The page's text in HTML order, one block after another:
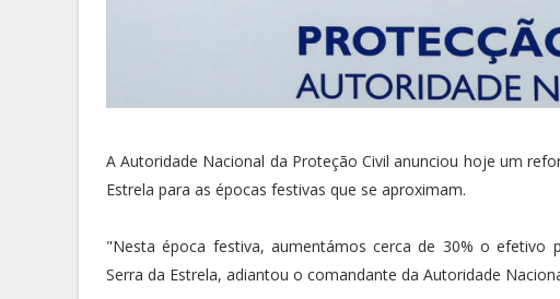
A Autoridade Nacional da Proteção Civil anunciou hoje um
Estrela para as épocas festivas que se aproximam.
"Nesta época festiva, aumentámos cerca de 30% o
Serra da Estrela, adiantou o comandante da Autoridade